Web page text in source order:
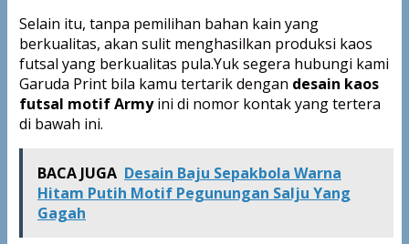
Selain itu, tanpa pemilihan bahan kain yang
berkualitas, akan sulit menghasilkan produksi kaos
futsal yang berkualitas pula.Yuk segera hubungi kami
Garuda Print bila kamu tertarik dengan desain kaos
futsal motif Armyini di nomor kontak yang tertera
di bawah ini.
BACA JUGA Desain Baju Sepakbola Warna
Hitam Putih Motif Pegunungan Salju Yang
Gagah